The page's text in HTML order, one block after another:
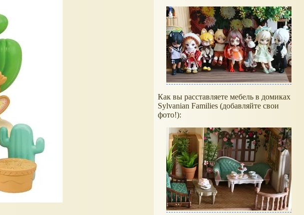
Как вы расставляете мебель в домиках
Sylvanian Families (добавляйте свои
фото!):